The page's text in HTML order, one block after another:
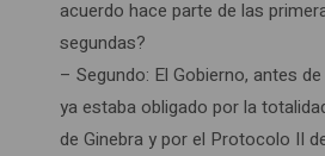
acuerdo hace parte de las
segundas?
– Segundo: El Gobierno, antes
ya estaba obligado por la
de Ginebra y por el Protocolo II